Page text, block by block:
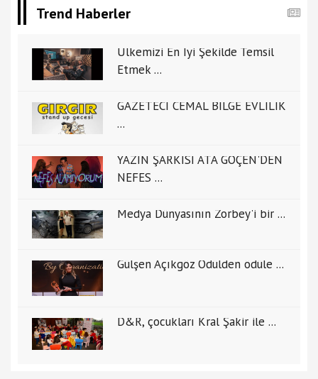
Trend Haberler
Ülkemizi En İyi Şekilde Temsil
Etmek ...
GAZETECİ CEMAL BİLGE EVLİLİK
...
YAZIN ŞARKISI ATA GÖÇEN'DEN
NEFES ...
Medya Dünyasının Zorbey'i bir ...
Gülşen Açıkgöz Ödülden ödüle ...
D&R, çocukları Kral Şakir ile ...